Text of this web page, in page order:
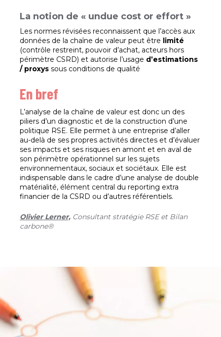
La notion de « undue cost or effort »
Les normes révisées reconnaissent que l’accès aux
données de la chaîne de valeur peut être limité
(contrôle restreint, pouvoir d’achat, acteurs hors
périmètre CSRD) et autorise l’usage d’estimations
/ proxys sous conditions de qualité
En bref
L’analyse de la chaîne de valeur est donc un des
piliers d’un diagnostic et de la construction d’une
politique RSE. Elle permet à une entreprise d’aller
au-delà de ses propres activités directes et d’évaluer
ses impacts et ses risques en amont et en aval de
son périmètre opérationnel sur les sujets
environnementaux, sociaux et sociétaux. Elle est
indispensable dans le cadre d’une analyse de double
matérialité, élément central du reporting extra
financier de la CSRD ou d’autres référentiels.
Olivier Lerner, Consultant stratégie RSE et Bilan
carbone®